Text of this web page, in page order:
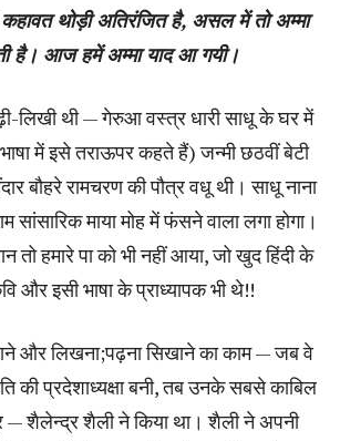
थोड़ी अतिरंजित है, असल में तो अम्मा
है। आज हमें अम्मा याद आ गयी।
लिखी थी — गेरुआ वस्त्र धारी साधू के घर में
में इसे तराऊपर कहते हैं) जन्मी छठवीं बेटी
बौहरे रामचरण की पौत्र वधू थी। साधू नाना
सांसारिक माया मोह में फंसने वाला लगा होगा।
तो हमारे पा को भी नहीं आया, जो खुद हिंदी के
और इसी भाषा के प्राध्यापक भी थे!!
और लिखना;पढ़ना सिखाने का काम — जब वे
की प्रदेशाध्यक्षा बनी, तब उनके सबसे काबिल
शैलेन्द्र शैली ने किया था। शैली ने अपनी